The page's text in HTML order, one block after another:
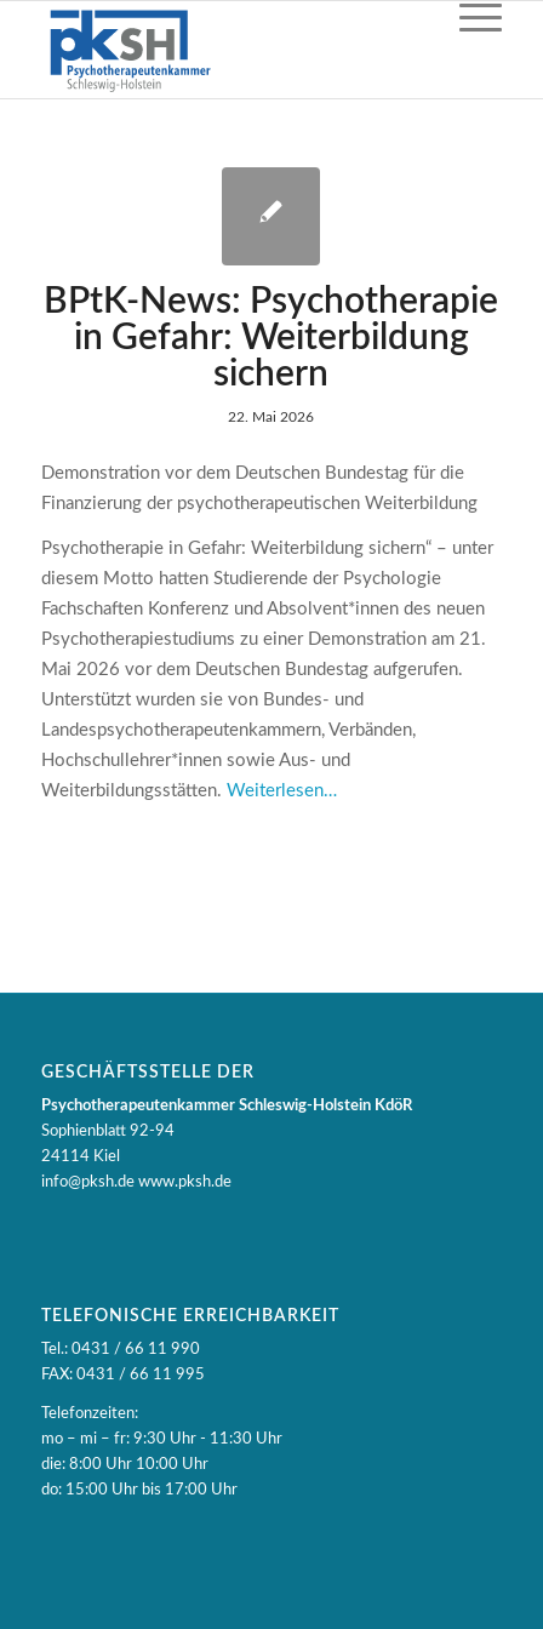
BPtK-News: Psychotherapie
in Gefahr: Weiterbildung
sichern
22. Mai 2026
Demonstration vor dem Deutschen Bundestag für die
Finanzierung der psychotherapeutischen Weiterbildung
Psychotherapie in Gefahr: Weiterbildung sichern“ – unter
diesem Motto hatten Studierende der Psychologie
Fachschaften Konferenz und Absolvent*innen des neuen
Psychotherapiestudiums zu einer Demonstration am 21.
Mai 2026 vor dem Deutschen Bundestag aufgerufen.
Unterstützt wurden sie von Bundes- und
Landespsychotherapeutenkammern, Verbänden,
Hochschullehrer*innen sowie Aus- und
Weiterbildungsstätten. Weiterlesen…
GESCHÄFTSSTELLE DER
Psychotherapeutenkammer Schleswig-Holstein KdöR
Sophienblatt 92-94
24114 Kiel
info@pksh.de www.pksh.de
TELEFONISCHE ERREICHBARKEIT
Tel.: 0431 / 66 11 990
FAX: 0431 / 66 11 995
Telefonzeiten:
mo – mi – fr: 9:30 Uhr - 11:30 Uhr
die: 8:00 Uhr 10:00 Uhr
do: 15:00 Uhr bis 17:00 Uhr